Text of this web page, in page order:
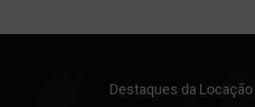
Destaques da Locação